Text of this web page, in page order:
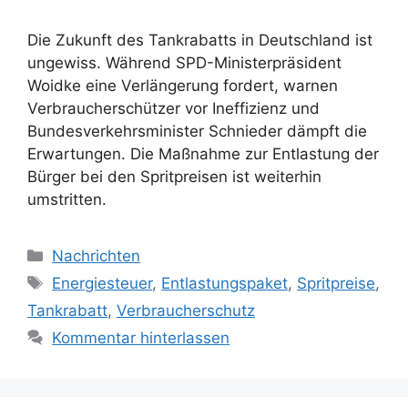
Die Zukunft des Tankrabatts in Deutschland ist
ungewiss. Während SPD-Ministerpräsident
Woidke eine Verlängerung fordert, warnen
Verbraucherschützer vor Ineffizienz und
Bundesverkehrsminister Schnieder dämpft die
Erwartungen. Die Maßnahme zur Entlastung der
Bürger bei den Spritpreisen ist weiterhin
umstritten.
Kategorien
Nachrichten
Schlagwörter
Energiesteuer, Entlastungspaket, Spritpreise,
Tankrabatt, Verbraucherschutz
Kommentar hinterlassen